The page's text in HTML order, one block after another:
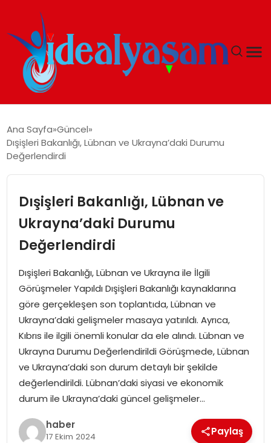
GÜNDEM
İDEAL YAŞAM
İDEAL SPOR
YAŞAM
MAGAZIN
SAĞLIK
SOSYAL HABER
Ana Sayfa Güncel
Dışişleri Bakanlığı, Lübnan ve Ukrayna’daki Durumu
Değerlendirdi
Dışişleri Bakanlığı, Lübnan ve
Ukrayna’daki Durumu
Değerlendirdi
Dışişleri Bakanlığı, Lübnan ve Ukrayna ile İlgili
Görüşmeler Yapıldı Dışişleri Bakanlığı kaynaklarına
göre gerçekleşen son toplantıda, Lübnan ve
Ukrayna’daki gelişmeler masaya yatırıldı. Ayrıca,
Kıbrıs ile ilgili önemli konular da ele alındı. Lübnan ve
Ukrayna Durumu Değerlendirildi Görüşmede, Lübnan
ve Ukrayna’daki son durum detaylı bir şekilde
değerlendirildi. Lübnan’daki siyasi ve ekonomik
durum ile Ukrayna’daki güncel gelişmeler…
haber
17 Ekim 2024 Paylaş